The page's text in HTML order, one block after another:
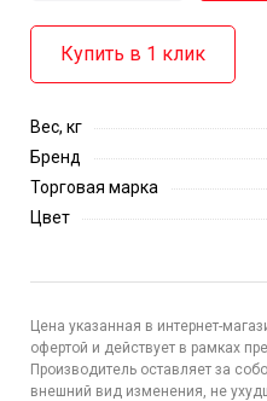
Купить в 1 клик
Вес, кг
Бренд
Торговая марка
Цвет
Цена указанная в интернет-
офертой и действует в рамках
Производитель оставляет за
внешний вид изменения, не